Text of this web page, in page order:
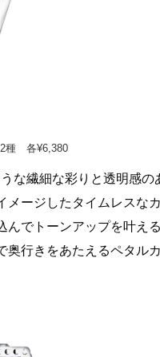
種 各¥6,380
な繊細な彩りと透明感の
メージしたタイムレスな
んでトーンアップを叶え
奥行きをあたえるペタル